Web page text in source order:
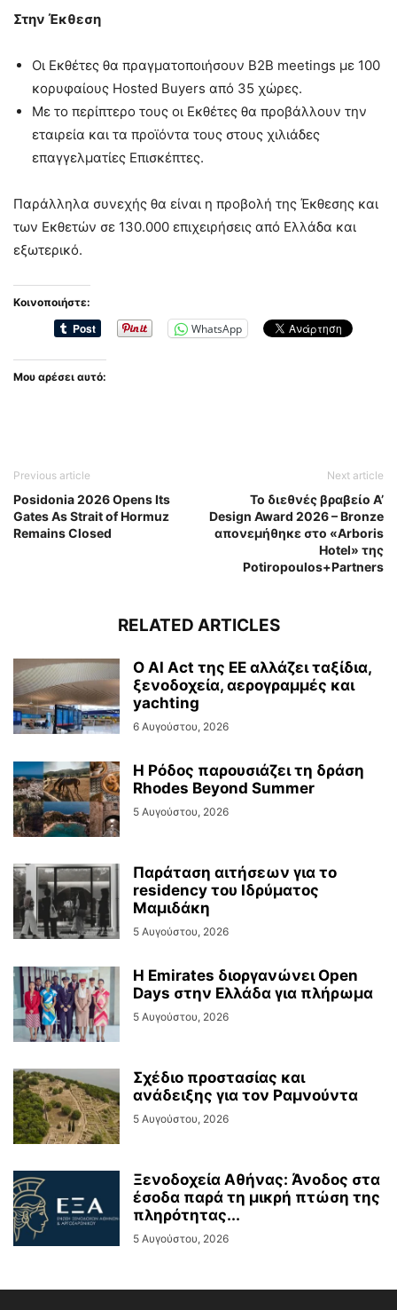
Στην Έκθεση
Οι Εκθέτες θα πραγματοποιήσουν Β2Β meetings με 100
κορυφαίους Hosted Buyers από 35 χώρες.
Με το περίπτερο τους οι Εκθέτες θα προβάλλουν την
εταιρεία και τα προϊόντα τους στους χιλιάδες
επαγγελματίες Επισκέπτες.
Παράλληλα συνεχής θα είναι η προβολή της Έκθεσης και
των Εκθετών σε 130.000 επιχειρήσεις από Ελλάδα και
εξωτερικό.
Κοινοποιήστε:
WhatsApp
Μου αρέσει αυτό:
Previous article
Posidonia 2026 Opens Its
Gates As Strait of Hormuz
Remains Closed
Next article
Το διεθνές βραβείο A’
Design Award 2026 – Bronze
απονεμήθηκε στο «Arboris
Hotel» της
Potiropoulos+Partners
RELATED ARTICLES
Ο AI Act της ΕΕ αλλάζει ταξίδια,
ξενοδοχεία, αερογραμμές και
yachting
6 Αυγούστου, 2026
Η Ρόδος παρουσιάζει τη δράση
Rhodes Beyond Summer
5 Αυγούστου, 2026
Παράταση αιτήσεων για το
residency του Ιδρύματος
Μαμιδάκη
5 Αυγούστου, 2026
Η Emirates διοργανώνει Open
Days στην Ελλάδα για πλήρωμα
5 Αυγούστου, 2026
Σχέδιο προστασίας και
ανάδειξης για τον Ραμνούντα
5 Αυγούστου, 2026
Ξενοδοχεία Αθήνας: Άνοδος στα
έσοδα παρά τη μικρή πτώση της
πληρότητας...
5 Αυγούστου, 2026